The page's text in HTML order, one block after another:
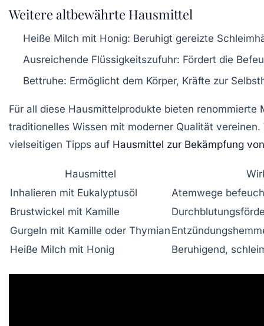
Weitere altbewährte Hausmittel
Heiße Milch mit Honig: Beruhigt gereizte
Ausreichende Flüssigkeitszufuhr: Fördert die
Bettruhe: Ermöglicht dem Körper, Kräfte zur
Für all diese Hausmittelprodukte bieten renommierte
traditionelles Wissen mit moderner Qualität
vielseitigen Tipps auf Hausmittel zur Bekämpfung
Hausmittel
Inhalieren mit Eukalyptusöl
Atemwege
Brustwickel mit Kamille
Gurgeln mit Kamille oder Thymian
Heiße Milch mit Honig
Beruhigend,